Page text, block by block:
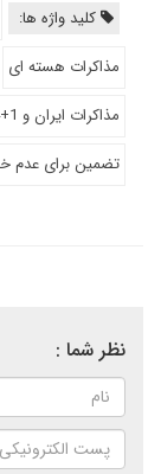
کلید واژه ها:
مذاکرات هسته ای
مذاکرات ایران و 1+4
تضمین برای عدم
نظر شما :